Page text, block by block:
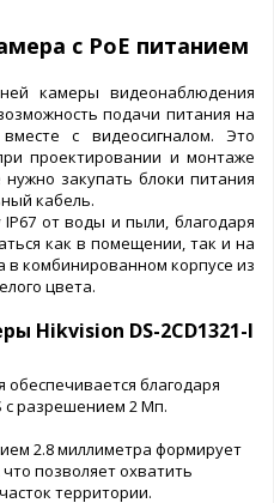
с PoE питанием
камеры видеонаблюдения
подачи питания на
с видеосигналом. Это
проектировании и монтаже
закупать блоки питания
кабель.
от воды и пыли, благодаря
как в помещении, так и на
комбинированном корпусе из
цвета.
Hikvision DS-2CD1321-I
благодаря
с разрешением 2 Мп.
2.8 миллиметра формирует
позволяет охватить
территории.